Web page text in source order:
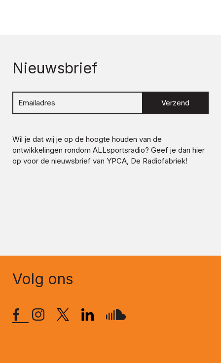
Nieuwsbrief
Verzend
Wil je dat wij je op de hoogte houden van de
ontwikkelingen rondom ALLsportsradio? Geef je dan hier
op voor de nieuwsbrief van YPCA, De Radiofabriek!
Volg ons